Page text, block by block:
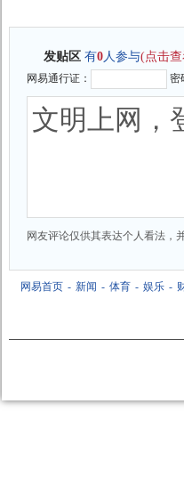
发贴区 有0人参与(点击查
网易通行证： 密
网友评论仅供其表达个人看法，
网易首页 - 新闻 - 体育 - 娱乐 -